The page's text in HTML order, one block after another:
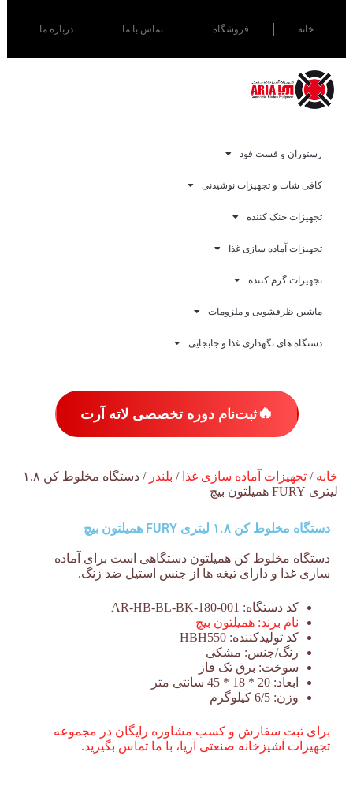
خانه فروشگاه تماس با ما درباره ما
رستوران و فست فود
کافی شاپ و تجهیزات نوشیدنی
تجهیزات خنک کننده
تجهیزات آماده سازی غذا
تجهیزات گرم کننده
ماشین ظرفشویی و ملزومات
دستگاه های نگهداری غذا و جابجایی
🔥ثبت‌نام دوره تخصصی لاته آرت
خانه / تجهیزات آماده سازی غذا / بلندر
/ دستگاه مخلوط کن ۱.۸
لیتری FURY همیلتون بیچ
دستگاه مخلوط کن ۱.۸ لیتری FURY همیلتون بیچ
دستگاه مخلوط کن همیلتون دستگاهی است برای آماده
سازی غذا و دارای تیغه ها از جنس استیل ضد زنگ.
کد دستگاه: AR-HB-BL-BK-180-001
نام برند: همیلتون بیچ
کد تولیدکننده: HBH550
رنگ/جنس: مشکی
سوخت: برق تک فاز
ابعاد: 20 * 18 * 45 سانتی متر
وزن: 6/5 کیلوگرم
برای ثبت سفارش و کسب مشاوره رایگان در مجموعه
تجهیزات آشپزخانه صنعتی آریا، با ما تماس بگیرید.